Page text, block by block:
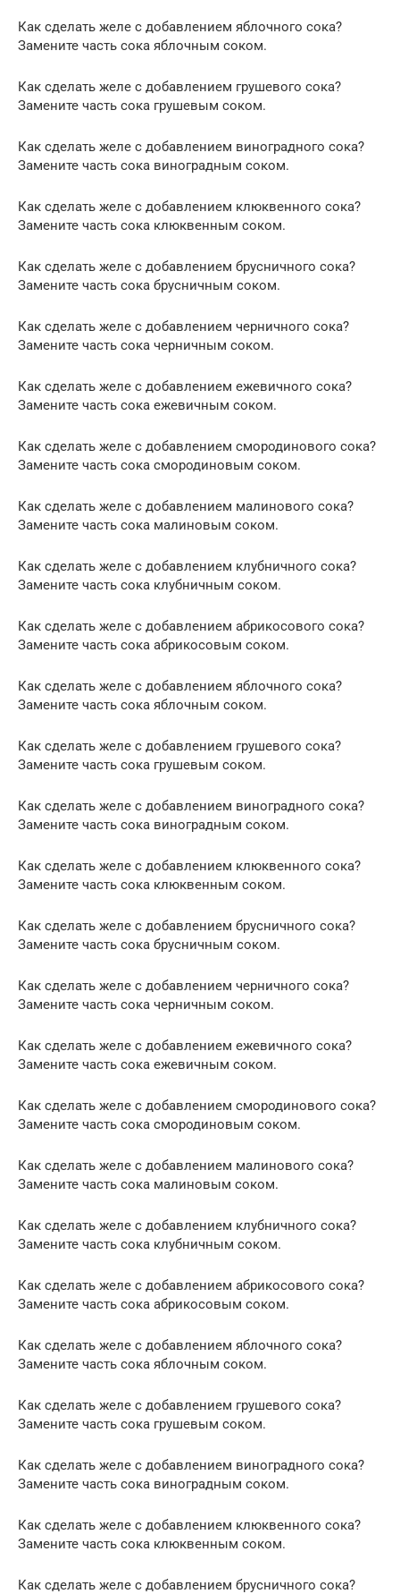
Как сделать желе с добавлением яблочного сока?
Замените часть сока яблочным соком.
Как сделать желе с добавлением грушевого сока?
Замените часть сока грушевым соком.
Как сделать желе с добавлением виноградного сока?
Замените часть сока виноградным соком.
Как сделать желе с добавлением клюквенного сока?
Замените часть сока клюквенным соком.
Как сделать желе с добавлением брусничного сока?
Замените часть сока брусничным соком.
Как сделать желе с добавлением черничного сока?
Замените часть сока черничным соком.
Как сделать желе с добавлением ежевичного сока?
Замените часть сока ежевичным соком.
Как сделать желе с добавлением смородинового сока?
Замените часть сока смородиновым соком.
Как сделать желе с добавлением малинового сока?
Замените часть сока малиновым соком.
Как сделать желе с добавлением клубничного сока?
Замените часть сока клубничным соком.
Как сделать желе с добавлением абрикосового сока?
Замените часть сока абрикосовым соком.
Как сделать желе с добавлением яблочного сока?
Замените часть сока яблочным соком.
Как сделать желе с добавлением грушевого сока?
Замените часть сока грушевым соком.
Как сделать желе с добавлением виноградного сока?
Замените часть сока виноградным соком.
Как сделать желе с добавлением клюквенного сока?
Замените часть сока клюквенным соком.
Как сделать желе с добавлением брусничного сока?
Замените часть сока брусничным соком.
Как сделать желе с добавлением черничного сока?
Замените часть сока черничным соком.
Как сделать желе с добавлением ежевичного сока?
Замените часть сока ежевичным соком.
Как сделать желе с добавлением смородинового сока?
Замените часть сока смородиновым соком.
Как сделать желе с добавлением малинового сока?
Замените часть сока малиновым соком.
Как сделать желе с добавлением клубничного сока?
Замените часть сока клубничным соком.
Как сделать желе с добавлением абрикосового сока?
Замените часть сока абрикосовым соком.
Как сделать желе с добавлением яблочного сока?
Замените часть сока яблочным соком.
Как сделать желе с добавлением грушевого сока?
Замените часть сока грушевым соком.
Как сделать желе с добавлением виноградного сока?
Замените часть сока виноградным соком.
Как сделать желе с добавлением клюквенного сока?
Замените часть сока клюквенным соком.
Как сделать желе с добавлением брусничного сока?